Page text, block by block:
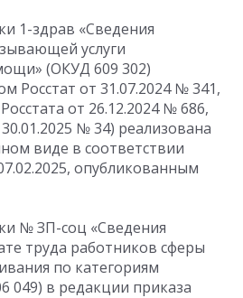
1-здрав «Сведения
услуги
(ОКУД 609 302)
Росстат от 31.07.2024№ 341,
от 26.12.2024№ 686,
№ 34) реализована
виде в соответствии
опубликованным
№ ЗП-соц «Сведения
труда работников сферы
по категориям
049) в редакции приказа